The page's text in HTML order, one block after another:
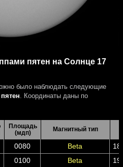
пятен на Солнце 17
было наблюдать следующие
. Координаты даны по
Площадь
(мдп)
Магнитный тип
0080 Beta
0100 Beta